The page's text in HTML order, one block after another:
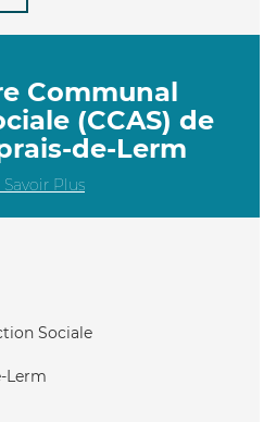
Communal
(CCAS) de
de-Lerm
Savoir Plus
Sociale
Lerm